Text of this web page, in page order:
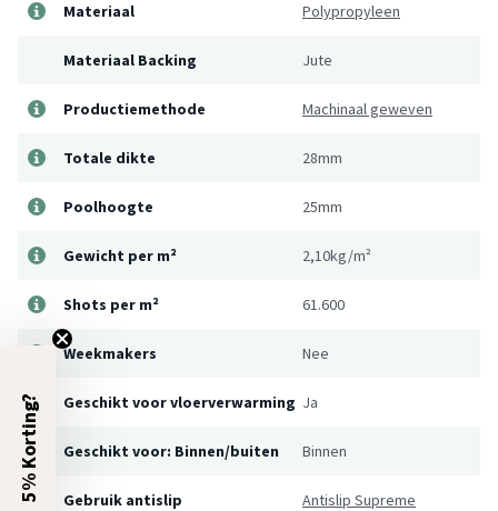
Materiaal Polypropyleen
Materiaal Backing Jute
Productiemethode Machinaal geweven
Totale dikte 28mm
Poolhoogte 25mm
Gewicht per m² 2,10kg/m²
Shots per m² 61.600
Weekmakers Nee
Geschikt voor vloerverwarming Ja
Geschikt voor: Binnen/buiten Binnen
Gebruik antislip Antislip Supreme
5% Korting?